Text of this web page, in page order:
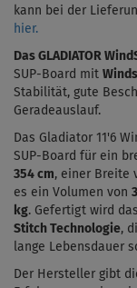
kann bei der
hier.
Das GLADIATOR
SUP-Board mit
Stabilität, gute
Geradeauslauf.
Das Gladiator 11'6
SUP-Board für ein
354 cm, einer Breite
es ein Volumen von
kg. Gefertigt wird
Stitch Technologie,
lange Lebensdauer
Der Hersteller gibt